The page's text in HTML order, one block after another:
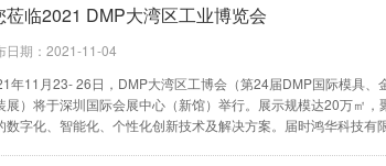
临2021 DMP大湾区工业博览会
日期：2021-11-04
年11月23- 26日，DMP大湾区工博会（第24届DMP国际模具、
展）将于深圳国际会展中心（新馆）举行。展示规模达20万㎡，
数字化、智能化、个性化创新技术及解决方案。届时鸿华科技有